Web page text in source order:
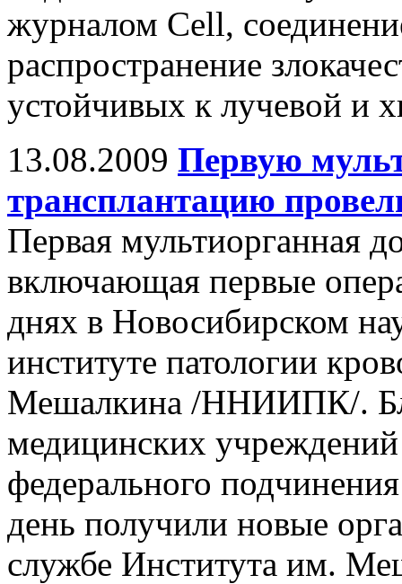
журналом Cell,
распространение
устойчивых к лучевой и
13.08.2009 Первую
трансплантацию
Первая мультиорганная
включающая первые
днях в Новосибирском
институте патологии
Мешалкина /ННИИПК/.
медицинских
федерального
день получили новые
службе Института им.